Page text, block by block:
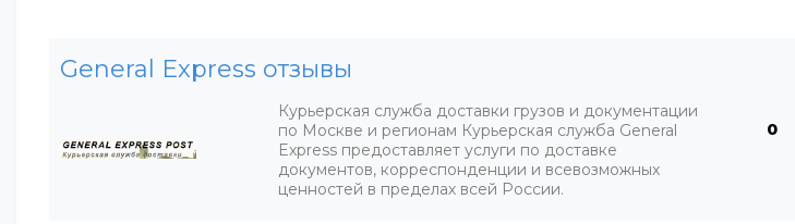
General Express отзывы
Курьерская служба доставки грузов и документации
по Москве и регионам Курьерская служба General
Express предоставляет услуги по доставке
документов, корреспонденции и всевозможных
ценностей в пределах всей России.
0